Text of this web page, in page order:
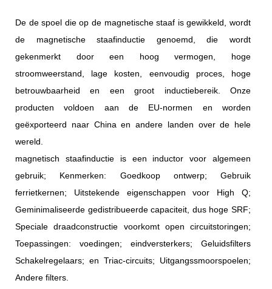
De de spoel die op de magnetische staaf is gewikkeld, wordt
de magnetische staafinductie genoemd, die wordt
gekenmerkt door een hoog vermogen, hoge
stroomweerstand, lage kosten, eenvoudig proces, hoge
betrouwbaarheid en een groot inductiebereik. Onze
producten voldoen aan de EU-normen en worden
geëxporteerd naar China en andere landen over de hele
wereld.
magnetisch staafinductie is een inductor voor algemeen
gebruik; Kenmerken: Goedkoop ontwerp; Gebruik
ferrietkernen; Uitstekende eigenschappen voor High Q;
Geminimaliseerde gedistribueerde capaciteit, dus hoge SRF;
Speciale draadconstructie voorkomt open circuitstoringen;
Toepassingen: voedingen; eindversterkers; Geluidsfilters
Schakelregelaars; en Triac-circuits; Uitgangssmoorspoelen;
Andere filters.